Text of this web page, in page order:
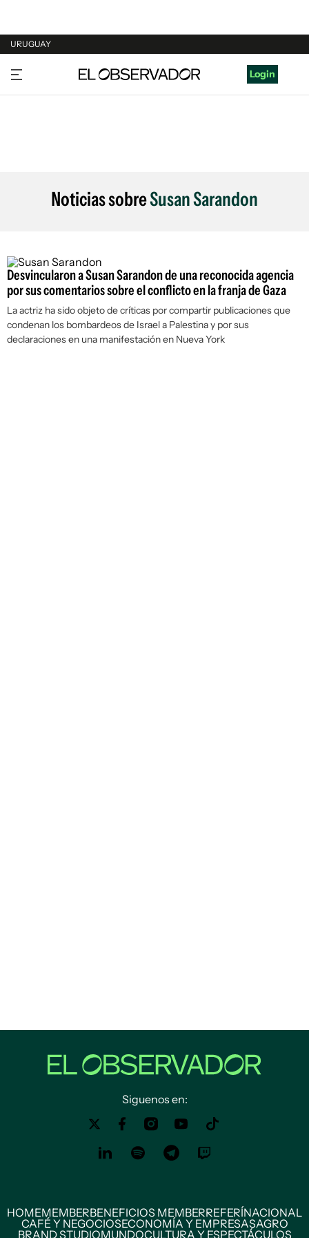
URUGUAY
URUGUAY
ARGENTINA
Login
Noticias sobreSusan Sarandon
Desvincularon a Susan Sarandon de una reconocida agencia
por sus comentarios sobre el conflicto en la franja de Gaza
La actriz ha sido objeto de críticas por compartir publicaciones que
condenan los bombardeos de Israel a Palestina y por sus
declaraciones en una manifestación en Nueva York
Siguenos en:
HOMEMEMBERBENEFICIOS MEMBERREFERÍNACIONAL
CAFÉ Y NEGOCIOSECONOMÍA Y EMPRESASAGRO
BRAND STUDIOMUNDOCULTURA Y ESPECTÁCULOS